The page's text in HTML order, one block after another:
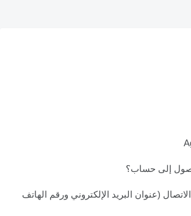
إلى حساب؟
(عنوان البريد الإلكتروني ورقم الهاتف